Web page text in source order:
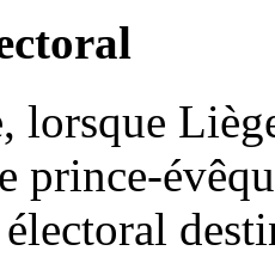
lorsque
prince-